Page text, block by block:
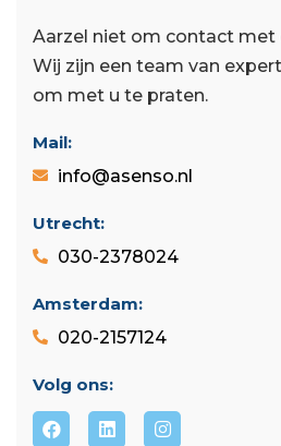
Aarzel niet om contact met
Wij zijn een team van
om met u te praten.
Mail:
info@asenso.nl
Utrecht:
030-2378024
Amsterdam:
020-2157124
Volg ons: